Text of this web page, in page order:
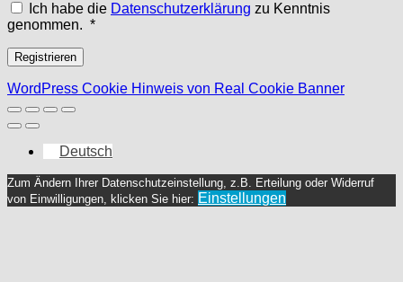
Ich habe die Datenschutzerklärung zu Kenntnis
genommen. *Erforderlich
Registrieren
WordPress Cookie Hinweis von Real Cookie Banner
Deutsch
Zum Ändern Ihrer Datenschutzeinstellung, z.B. Erteilung oder Widerruf
von Einwilligungen, klicken Sie hier: Einstellungen